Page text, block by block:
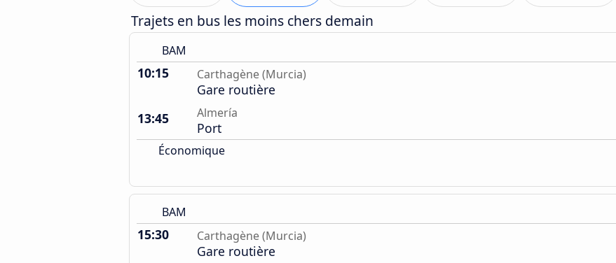
Trajets en bus les moins chers demain
BAM
10:15 Carthagène (Murcia)
Gare routière
13:45
Almería
Port
Économique
BAM
15:30 Carthagène (Murcia)
Gare routière